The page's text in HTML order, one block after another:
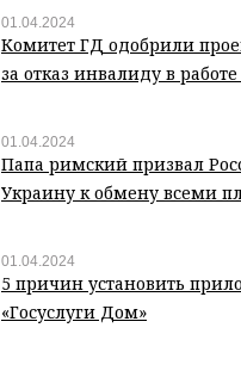
01.04.2024
Комитет ГД одобрили
за отказ инвалиду в работе
01.04.2024
Папа римский призвал
Украину к обмену всеми
01.04.2024
5 причин установить
«Госуслуги Дом»